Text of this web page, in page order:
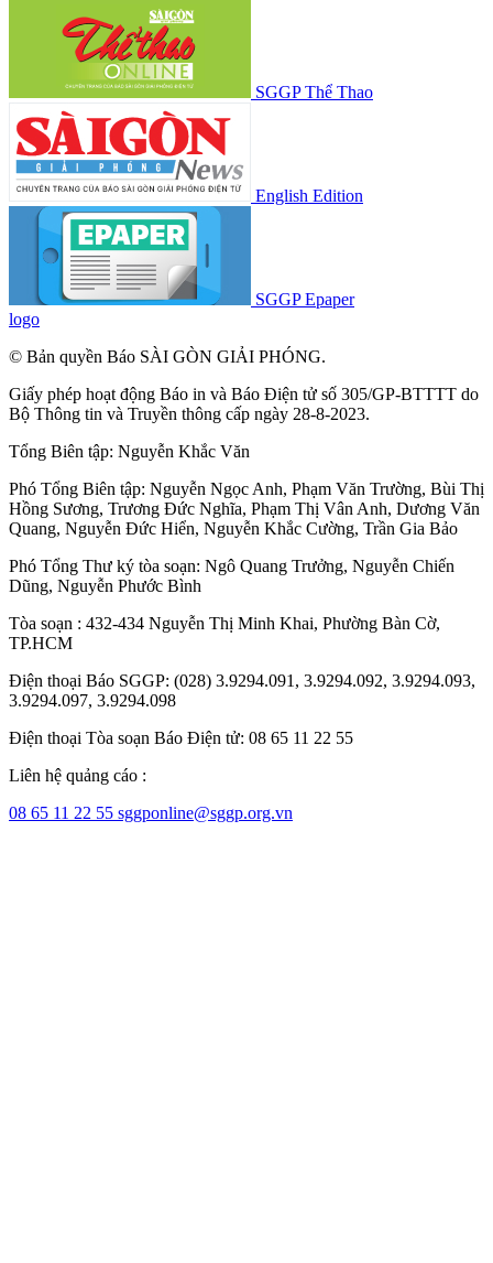
SGGP Thể Thao
English Edition
SGGP Epaper
logo
© Bản quyền Báo SÀI GÒN GIẢI PHÓNG.
Giấy phép hoạt động Báo in và Báo Điện tử số 305/GP-BTTTT do
Bộ Thông tin và Truyền thông cấp ngày 28-8-2023.
Tổng Biên tập: Nguyễn Khắc Văn
Phó Tổng Biên tập: Nguyễn Ngọc Anh, Phạm Văn Trường, Bùi Thị
Hồng Sương, Trương Đức Nghĩa, Phạm Thị Vân Anh, Dương Văn
Quang, Nguyễn Đức Hiển, Nguyễn Khắc Cường, Trần Gia Bảo
Phó Tổng Thư ký tòa soạn: Ngô Quang Trưởng, Nguyễn Chiến
Dũng, Nguyễn Phước Bình
Tòa soạn : 432-434 Nguyễn Thị Minh Khai, Phường Bàn Cờ,
TP.HCM
Điện thoại Báo SGGP: (028) 3.9294.091, 3.9294.092, 3.9294.093,
3.9294.097, 3.9294.098
Điện thoại Tòa soạn Báo Điện tử: 08 65 11 22 55
Liên hệ quảng cáo :
08 65 11 22 55 sggponline@sggp.org.vn